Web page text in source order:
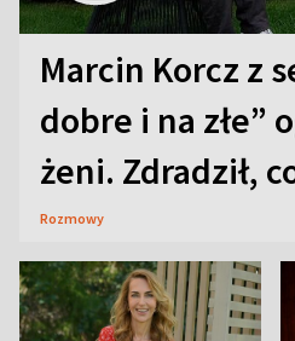
Marcin Korcz z
dobre i na złe”
żeni. Zdradził,
Rozmowy